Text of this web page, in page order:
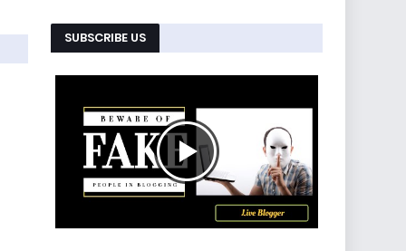
SUBSCRIBE US